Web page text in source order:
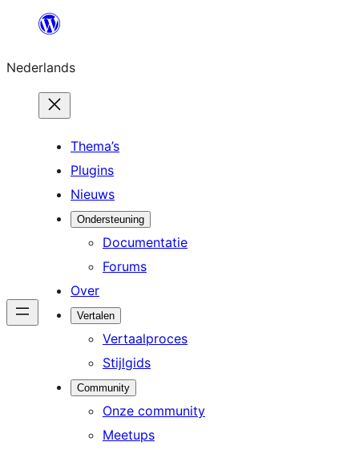
de
inhoud
Nederlands
Thema’s
Plugins
Nieuws
Ondersteuning
Documentatie
Forums
Over
Vertalen
Vertaalproces
Stijlgids
Community
Onze community
Meetups